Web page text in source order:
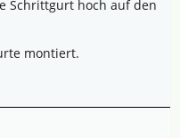
Schrittgurt hoch auf den
montiert.